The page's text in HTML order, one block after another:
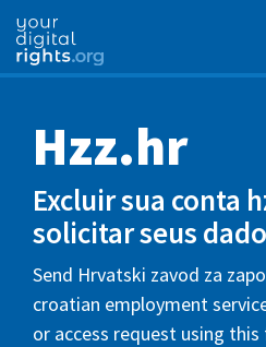
Hzz.hr
Excluir sua conta
solicitar seus
Send Hrvatski zavod za
croatian employment
or access request using